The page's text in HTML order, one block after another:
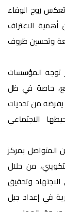
روح الوفاء
أهمية الاعتراف
وتحسين ظروف
توجه المؤسسات
خاصة في ظل
يفرضه من تحديات
الاجتماعي
بمركز
من خلال
وتحقيق
في إعداد جيل